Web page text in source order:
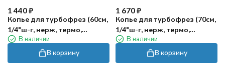
1 440₽
Копье для турбофрез (60см,
1/4"ш-г, нерж, термо,
прямое) TOR
В наличии
В корзину
1 670₽
Копье для турбофрез (70см,
1/4"ш-г, нерж, термо,
прямое) TOR
В наличии
В корзину